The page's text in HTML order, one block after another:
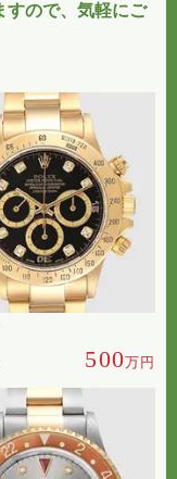
すので、気軽にご
500万円